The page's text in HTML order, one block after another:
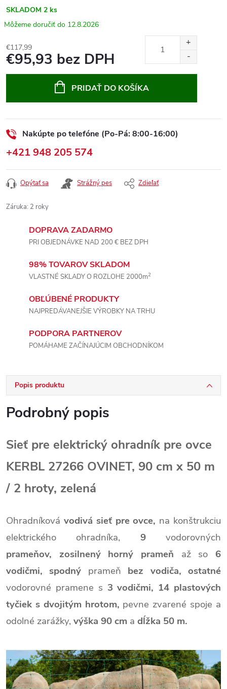
SKLADOM 2 ks
12.8.2026
€117,99
€95,93 bez DPH
PRIDAŤ DO KOŠÍKA
Nakúpte po telefóne (Po-Pá: 8:00-16:00)
+421 948 205 574
Opýtať sa Strážný pes Zdieľať
Záruka: 2 roky
DOPRAVA ZADARMO
PRI OBJEDNÁVKE NAD 200 € BEZ DPH
98% TOVAROV SKLADOM
VLASTNÉ SKLADY O ROZLOHE 2000m2
OBĽÚBENÉ PRODUKTY
NAJPREDÁVANEJŠIE VÝROBKY NA TRHU
PODPORA PARTNEROV
POMÁHAME ZAČÍNAJÚCIM OBCHODNÍKOM
Popis produktu
Podrobný popis
Sieť pre elektrický ohradník pre ovce
KERBL 27266 OVINET, 90 cm x 50 m
/ 2 hroty, zelená
Ohradníková vodivá sieť pre ovce, na konštrukciu
elektrického ohradníka, 9vodorovných
prameňov, zosilnený horný prameň až so 6
vodičmi,spodný prameň bez vodiča,ostatné
vodorovné pramene s 3 vodičmi, 14 plastových
tyčiek s dvojitým hrotom, pevne zvarené spoje a
odolné zarážky, výška 90 cm a dĺžka 50 m.